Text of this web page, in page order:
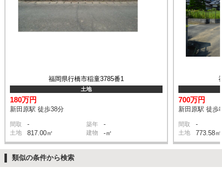
福岡県行橋市稲童3785番1
土地
180万円
新田原駅 徒歩38分
間取 - 築年 -
土地 817.00㎡ 建物 -㎡
700万円
新田原駅 徒歩
間取 -
土地 773.58㎡
類似の条件から検索